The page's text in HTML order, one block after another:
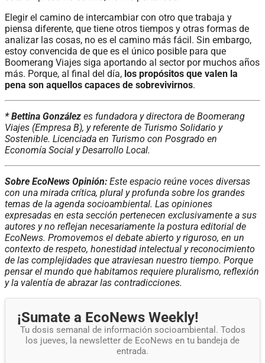
Elegir el camino de intercambiar con otro que trabaja y
piensa diferente, que tiene otros tiempos y otras formas de
analizar las cosas, no es el camino más fácil. Sin embargo,
estoy convencida de que es el único posible para que
Boomerang Viajes siga aportando al sector por muchos años
más. Porque, al final del día, los propósitos que valen la
pena son aquellos capaces de sobrevivirnos.
* Bettina González es fundadora y directora de Boomerang
Viajes (Empresa B), y referente de Turismo Solidario y
Sostenible. Licenciada en Turismo con Posgrado en
Economía Social y Desarrollo Local.
Sobre EcoNews Opinión: Este espacio reúne voces diversas
con una mirada crítica, plural y profunda sobre los grandes
temas de la agenda socioambiental. Las opiniones
expresadas en esta sección pertenecen exclusivamente a sus
autores y no reflejan necesariamente la postura editorial de
EcoNews. Promovemos el debate abierto y riguroso, en un
contexto de respeto, honestidad intelectual y reconocimiento
de las complejidades que atraviesan nuestro tiempo. Porque
pensar el mundo que habitamos requiere pluralismo, reflexión
y la valentía de abrazar las contradicciones.
¡Sumate a EcoNews Weekly!
Tu dosis semanal de información socioambiental. Todos
los jueves, la newsletter de EcoNews en tu bandeja de
entrada.